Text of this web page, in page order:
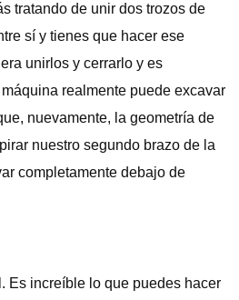
tratando de unir dos trozos de
sí y tienes que hacer ese
unirlos y cerrarlo y es
realmente puede excavar
nuevamente, la geometría de
nuestro segundo brazo de la
completamente debajo de
Es increíble lo que puedes hacer